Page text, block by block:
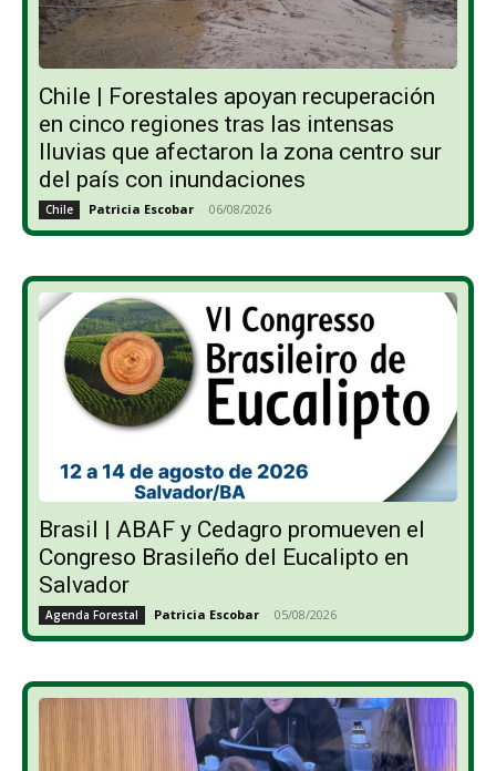
Chile | Forestales apoyan recuperación
en cinco regiones tras las intensas
lluvias que afectaron la zona centro sur
del país con inundaciones
Chile Patricia Escobar - 06/08/2026
Brasil | ABAF y Cedagro promueven el
Congreso Brasileño del Eucalipto en
Salvador
Agenda Forestal Patricia Escobar - 05/08/2026